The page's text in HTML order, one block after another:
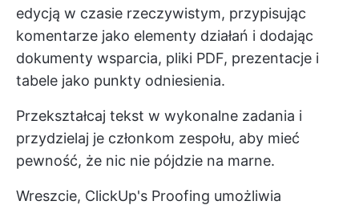
edycją w czasie rzeczywistym, przypisując
komentarze jako elementy działań i dodając
dokumenty wsparcia, pliki PDF, prezentacje i
tabele jako punkty odniesienia.
Przekształcaj tekst w wykonalne zadania i
przydzielaj je członkom zespołu, aby mieć
pewność, że nic nie pójdzie na marne.
Wreszcie, ClickUp's Proofing umożliwia